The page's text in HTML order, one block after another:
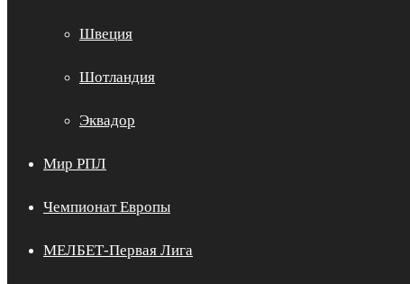
Швеция
Шотландия
Эквадор
Мир РПЛ
Чемпионат Европы
МЕЛБЕТ-Первая Лига